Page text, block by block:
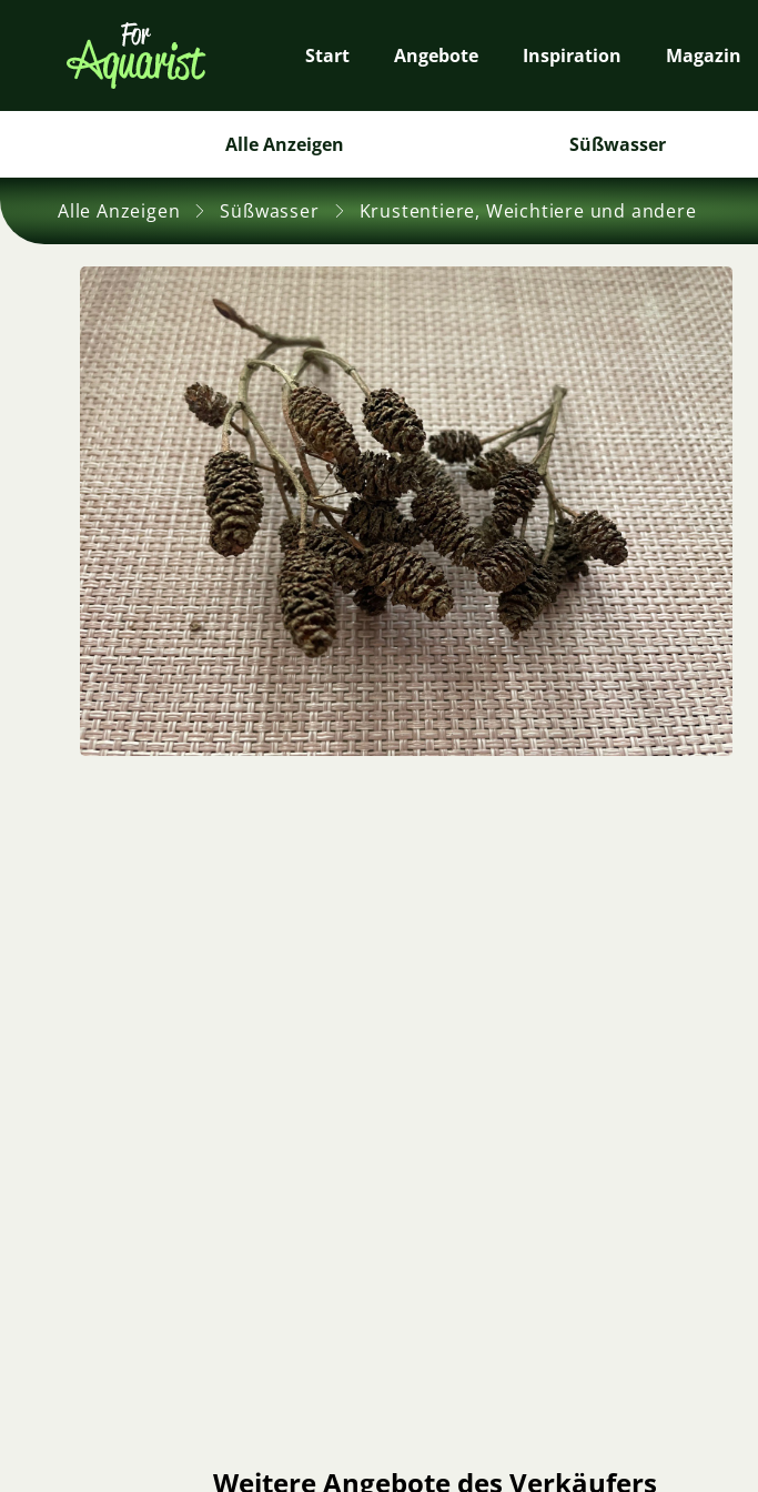
Start Angebote Inspiration Magazin
Alle Anzeigen Süßwasser
Alle Anzeigen Süßwasser Krustentiere, Weichtiere und andere
Weitere Angebote des Verkäufers